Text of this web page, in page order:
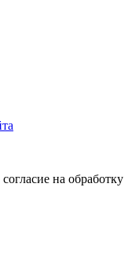
на обработку